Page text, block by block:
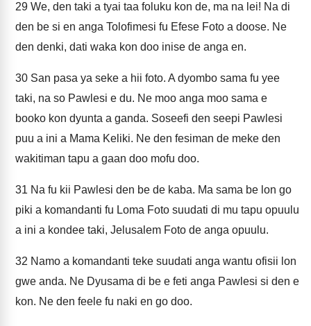
29 We, den taki a tyai taa foluku kon de, ma na lei! Na di
den be si en anga Tolofimesi fu Efese Foto a doose. Ne
den denki, dati waka kon doo inise de anga en.
30 San pasa ya seke a hii foto. A dyombo sama fu yee
taki, na so Pawlesi e du. Ne moo anga moo sama e
booko kon dyunta a ganda. Soseefi den seepi Pawlesi
puu a ini a Mama Keliki. Ne den fesiman de meke den
wakitiman tapu a gaan doo mofu doo.
31 Na fu kii Pawlesi den be de kaba. Ma sama be lon go
piki a komandanti fu Loma Foto suudati di mu tapu opuulu
a ini a kondee taki, Jelusalem Foto de anga opuulu.
32 Namo a komandanti teke suudati anga wantu ofisii lon
gwe anda. Ne Dyusama di be e feti anga Pawlesi si den e
kon. Ne den feele fu naki en go doo.